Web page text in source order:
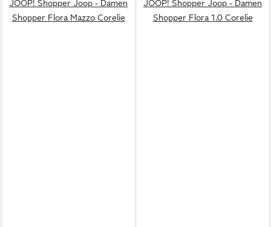
JOOP! Shopper Joop - Damen
Shopper Flora Mazzo Corelie
JOOP! Shopper Joop - Damen
Shopper Flora 1.0 Corelie